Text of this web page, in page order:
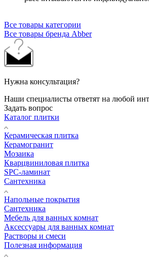
Все товары категории
Все товары бренда Abber
Нужна консультация?
Наши специалисты ответят на любой
Задать вопрос
Каталог плитки
Керамическая плитка
Керамогранит
Мозаика
Кварцвиниловая плитка
SPC-ламинат
Сантехника
Напольные покрытия
Сантехника
Мебель для ванных комнат
Аксессуары для ванных комнат
Растворы и смеси
Полезная информация